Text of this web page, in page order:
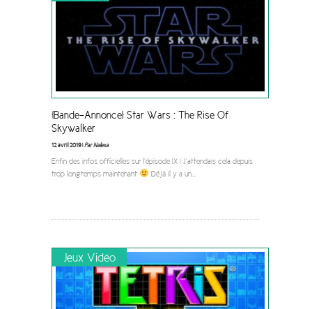
[Bande-Annonce] Star Wars : The Rise Of
Skywalker
12 avril 2019 |Par Nalexa
Enfin des infos officielles sur l’épisode IX ! J’attendais cela depuis
trop longtemps maintenant
Déjà il y a un...
Jeux Vidéo